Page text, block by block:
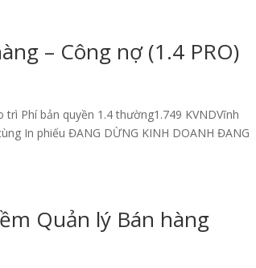
– Công nợ (1.4 PRO)
Phí bản quyền 1.4 thường1.749 KVNDVĩnh
In phiếu ĐANG DỪNG KINH DOANH ĐANG
Quản lý Bán hàng